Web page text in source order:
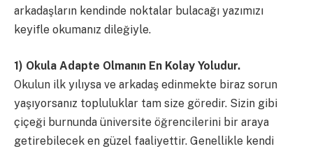
arkadaşların kendinde noktalar bulacağı yazımızı
keyifle okumanız dileğiyle.
1) Okula Adapte Olmanın En Kolay Yoludur.
Okulun ilk yılıysa ve arkadaş edinmekte biraz sorun
yaşıyorsanız topluluklar tam size göredir. Sizin gibi
çiçeği burnunda üniversite öğrencilerini bir araya
getirebilecek en güzel faaliyettir. Genellikle kendi